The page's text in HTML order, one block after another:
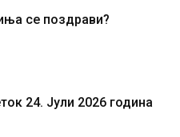
се поздрави?
24. Јули 2026 година